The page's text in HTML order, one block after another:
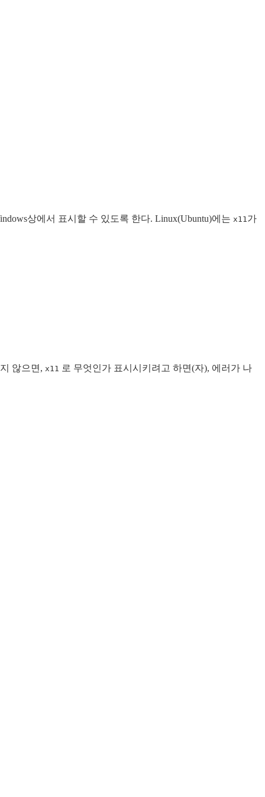
상에서 표시할 수 있도록 한다. Linux(Ubuntu)에는 x11가
않으면, x11 로 무엇인가 표시시키려고 하면(자), 에러가 나